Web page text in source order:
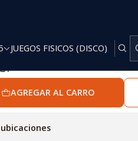
JUEGOS FISICOS (DISCO)
AGREGAR AL CARRO